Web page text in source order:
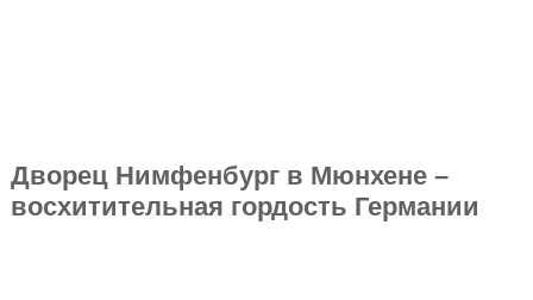
Дворец Нимфенбург в Мюнхене –
восхитительная гордость Германии